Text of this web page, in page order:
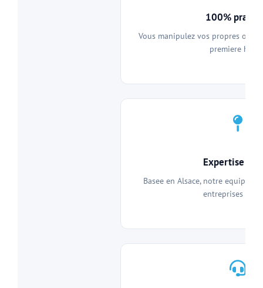
100%
Vous manipulez vos propres
premiere
Expertise
Basee en Alsace, notre equipe
entreprises